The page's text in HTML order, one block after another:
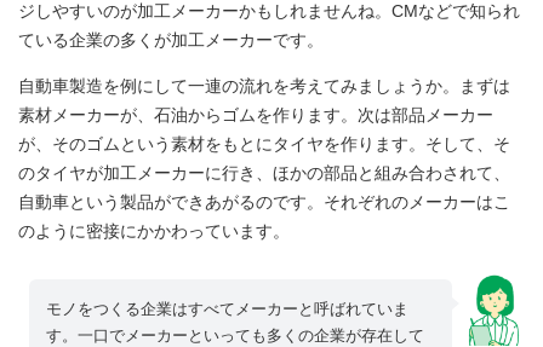
ジしやすいのが加工メーカーかもしれませんね。CMなどで知られ
ている企業の多くが加工メーカーです。
自動車製造を例にして一連の流れを考えてみましょうか。まずは
素材メーカーが、石油からゴムを作ります。次は部品メーカー
が、そのゴムという素材をもとにタイヤを作ります。そして、そ
のタイヤが加工メーカーに行き、ほかの部品と組み合わされて、
自動車という製品ができあがるのです。それぞれのメーカーはこ
のように密接にかかわっています。
モノをつくる企業はすべてメーカーと呼ばれていま
す。一口でメーカーといっても多くの企業が存在して